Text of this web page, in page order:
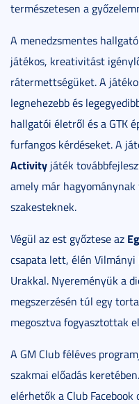
természetesen a
A menedzsmentes
játékos, kreativitást
rátermettségüket. A
legnehezebb és
hallgatói életről és a GTK
furfangos kérdéseket. A
Activity játék
amely már
szakesteknek.
Végül az est győztese az
csapata lett, élén Vilmányi
Urakkal. Nyereményük a
megszerzésén túl egy
megosztva fogyasztottak
A GM Club féléves
szakmai előadás
elérhetők a Club Facebook